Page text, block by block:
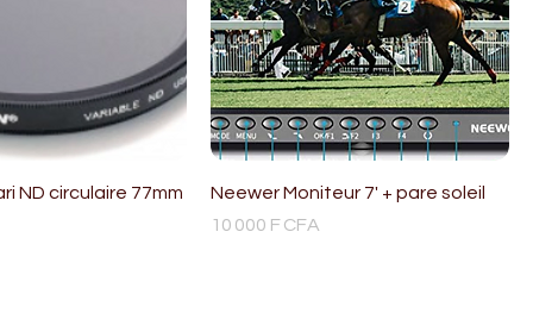
ND circulaire 77mm
Neewer Moniteur 7' + pare soleil
Prix
10 000 F CFA